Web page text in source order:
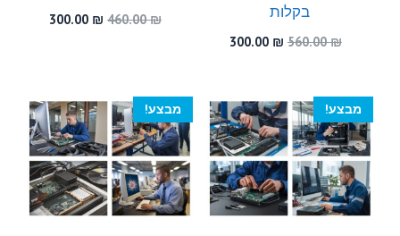
בקלות
560.00₪
המחיר
300.00 ₪
300.00 ₪.
460.00₪
המחיר
300.00 ₪
המחיר
מבצע! מבצע!